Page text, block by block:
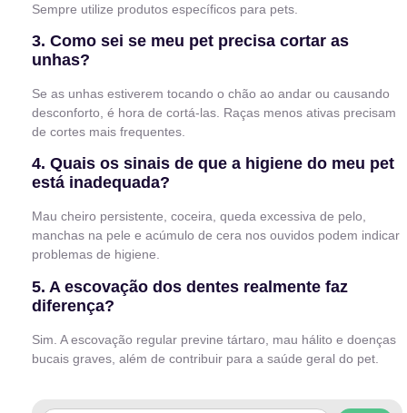
Sempre utilize produtos específicos para pets.
3. Como sei se meu pet precisa cortar as
unhas?
Se as unhas estiverem tocando o chão ao andar ou causando
desconforto, é hora de cortá-las. Raças menos ativas precisam
de cortes mais frequentes.
4. Quais os sinais de que a higiene do meu pet
está inadequada?
Mau cheiro persistente, coceira, queda excessiva de pelo,
manchas na pele e acúmulo de cera nos ouvidos podem indicar
problemas de higiene.
5. A escovação dos dentes realmente faz
diferença?
Sim. A escovação regular previne tártaro, mau hálito e doenças
bucais graves, além de contribuir para a saúde geral do pet.